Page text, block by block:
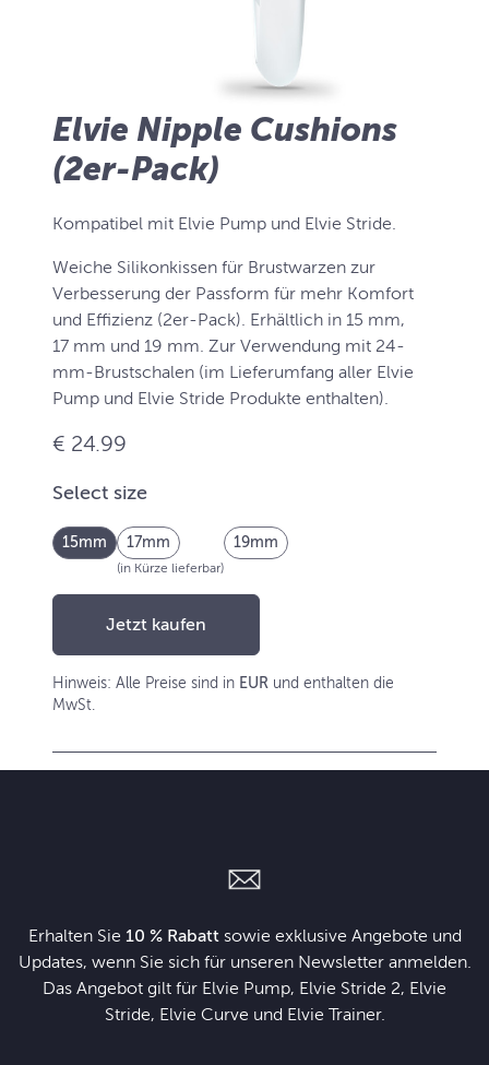
Elvie Nipple Cushions
(2er-Pack)
Kompatibel mit Elvie Pump und Elvie Stride.
Weiche Silikonkissen für Brustwarzen zur
Verbesserung der Passform für mehr Komfort
und Effizienz (2er-Pack). Erhältlich in 15 mm,
17 mm und 19 mm. Zur Verwendung mit 24-
mm-Brustschalen (im Lieferumfang aller Elvie
Pump und Elvie Stride Produkte enthalten).
€ 24.99
Select size
15mm 17mm
(in Kürze lieferbar)
19mm
Jetzt kaufen
Hinweis: Alle Preise sind in EUR und enthalten die
MwSt.
Erhalten Sie 10 % Rabattsowie exklusive Angebote und
Updates, wenn Sie sich für unseren Newsletter anmelden.
Das Angebot gilt für Elvie Pump, Elvie Stride 2, Elvie
Stride, Elvie Curve und Elvie Trainer.